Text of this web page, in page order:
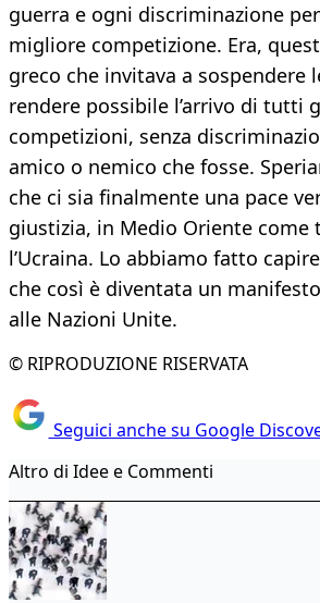
guerra e ogni discriminazione
migliore competizione. Era,
greco che invitava a sospendere
rendere possibile l’arrivo di tutti
competizioni, senza
amico o nemico che fosse.
che ci sia finalmente una pace
giustizia, in Medio Oriente come
l’Ucraina. Lo abbiamo fatto
che così è diventata un
alle Nazioni Unite.
© RIPRODUZIONE RISERVATA
Seguici anche su Google
Altro di Idee e Commenti